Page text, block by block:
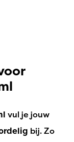
vul je jouw
bij. Zo